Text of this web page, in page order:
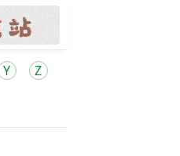
Y Z